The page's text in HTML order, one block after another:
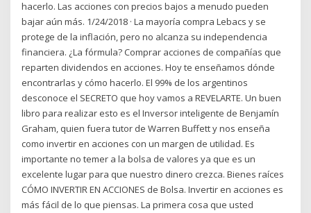
hacerlo. Las acciones con precios bajos a menudo pueden
bajar aún más. 1/24/2018 · La mayoría compra Lebacs y se
protege de la inflación, pero no alcanza su independencia
financiera. ¿La fórmula? Comprar acciones de compañías que
reparten dividendos en acciones. Hoy te enseñamos dónde
encontrarlas y cómo hacerlo. El 99% de los argentinos
desconoce el SECRETO que hoy vamos a REVELARTE. Un buen
libro para realizar esto es el Inversor inteligente de Benjamín
Graham, quien fuera tutor de Warren Buffett y nos enseña
como invertir en acciones con un margen de utilidad. Es
importante no temer a la bolsa de valores ya que es un
excelente lugar para que nuestro dinero crezca. Bienes raíces
CÓMO INVERTIR EN ACCIONES de Bolsa. Invertir en acciones es
más fácil de lo que piensas. La primera cosa que usted